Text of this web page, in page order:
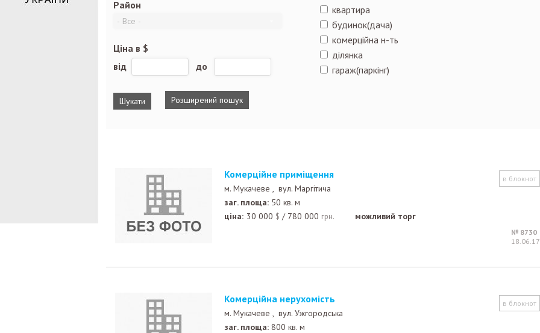
Район
Ціна в $
від
до
квартира
будинок(дача)
комерційна н-ть
ділянка
гараж(паркінг)
Розширений пошук
Комерційне приміщення в блокнот
м. Мукачеве , вул. Маргітича
заг. площа: 50 кв. м
ціна: 30 000 $ / 780 000 грн. можливий торг
№ 8730
18.06.17
Комерційна нерухомість в блокнот
м. Мукачеве , вул. Ужгородська
заг. площа: 800 кв. м